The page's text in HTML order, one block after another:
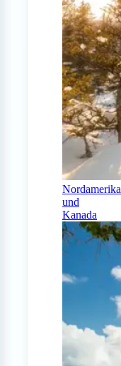
Nordamerika
und
Kanada